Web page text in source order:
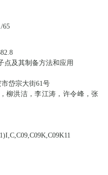
65
点及其制备方法和应用
市岱宗大街61号
柳洪洁，李江涛，许令峰，张